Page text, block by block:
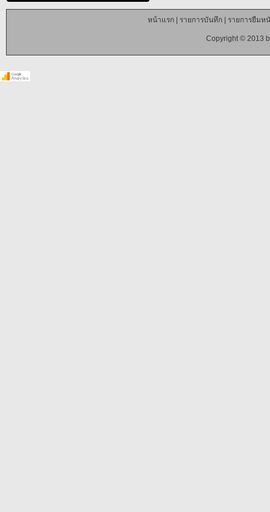
หน้าแรก| รายการบันทึก| รายการยืมห
Copyright © 2013